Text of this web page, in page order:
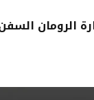
الرومان السفن